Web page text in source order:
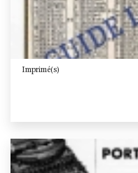
Imprimé(s)